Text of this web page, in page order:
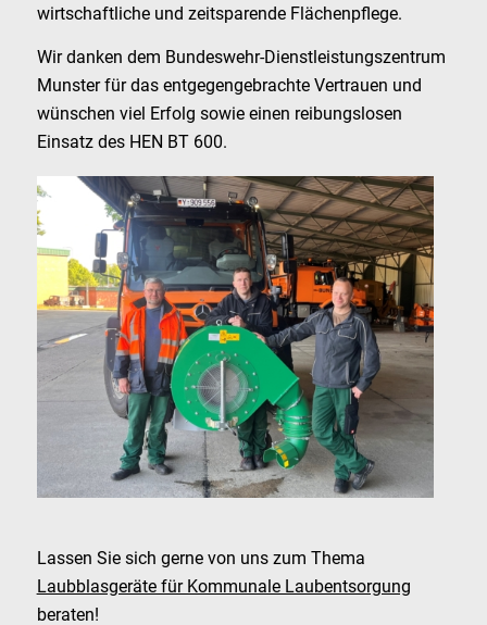
wirtschaftliche und zeitsparende Flächenpflege.
Wir danken dem Bundeswehr-Dienstleistungszentrum
Munster für das entgegengebrachte Vertrauen und
wünschen viel Erfolg sowie einen reibungslosen
Einsatz des HEN BT 600.
Lassen Sie sich gerne von uns zum Thema
Laubblasgeräte für Kommunale Laubentsorgung
beraten!